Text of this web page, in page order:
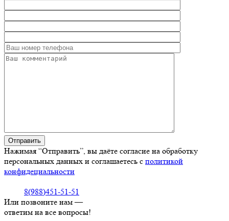
Нажимая “Отправить”, вы даёте согласие на обработку
персональных данных и соглашаетесь с политикой
конфидециальности
8(988)451-51-51
Или позвоните нам —
ответим на все вопросы!